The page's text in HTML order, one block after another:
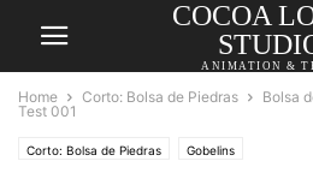
COCOA
ANIMATION &
Home Corto: Bolsa de Piedras
Bolsa
Test 001
Corto: Bolsa de Piedras Gobelins